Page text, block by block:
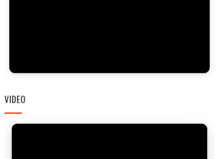
VIDEO
FAM